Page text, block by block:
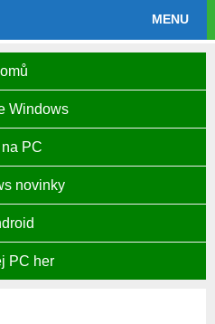
MENU
Windows
na PC
novinky
PC her